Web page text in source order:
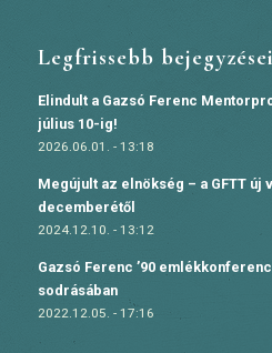
Legfrissebb
Elindult a Gazsó Ferenc
július 10-ig!
2026.06.01. - 13:18
Megújult az elnökség – a GFTT új
decemberétől
2024.12.10. - 13:12
Gazsó Ferenc ’90
sodrásában
2022.12.05. - 17:16